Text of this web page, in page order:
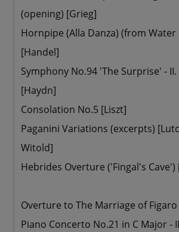
(opening) [Grieg]
Hornpipe (Alla Danza) (from Water
[Handel]
Symphony No.94 'The Surprise' -
[Haydn]
Consolation No.5 [Liszt]
Paganini Variations (excerpts)
Witold]
Hebrides Overture ('Fingal's
Overture to The Marriage of
Piano Concerto No.21 in C Major -